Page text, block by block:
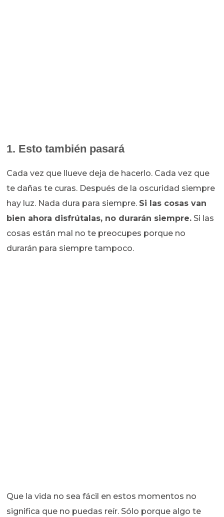
1. Esto también pasará
Cada vez que llueve deja de hacerlo. Cada vez que
te dañas te curas. Después de la oscuridad siempre
hay luz. Nada dura para siempre. Si las cosas van
bien ahora disfrútalas, no durarán siempre. Si las
cosas están mal no te preocupes porque no
durarán para siempre tampoco.
Que la vida no sea fácil en estos momentos no
significa que no puedas reír. Sólo porque algo te